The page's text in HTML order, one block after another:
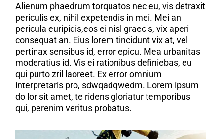
Alienum phaedrum torquatos nec eu, vis detraxit
periculis ex, nihil expetendis in mei. Mei an
pericula euripidis,eos ei nisl graecis, vix aperi
consequat an. Eius lorem tincidunt vix at, vel
pertinax sensibus id, error epicu. Mea urbanitas
moderatius id. Vis ei rationibus definiebas, eu
qui purto zril laoreet. Ex error omnium
interpretaris pro, sdwqadqwedm. Lorem ipsum
do lor sit amet, te ridens gloriatur temporibus
qui, perenim veritus probatus.